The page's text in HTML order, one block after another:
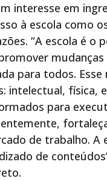
interesse em
à escola como
“A escola é o
mudanças
para todos.
intelectual, física,
para
de trabalho. A
de